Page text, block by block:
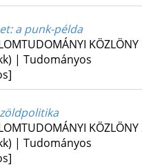
a punk-példa
KÖZLÖNY
| Tudományos
KÖZLÖNY
| Tudományos